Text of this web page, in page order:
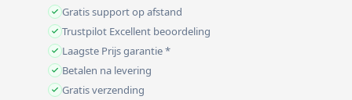
Gratis support op afstand
Trustpilot Excellent beoordeling
Laagste Prijs garantie *
Betalen na levering
Gratis verzending